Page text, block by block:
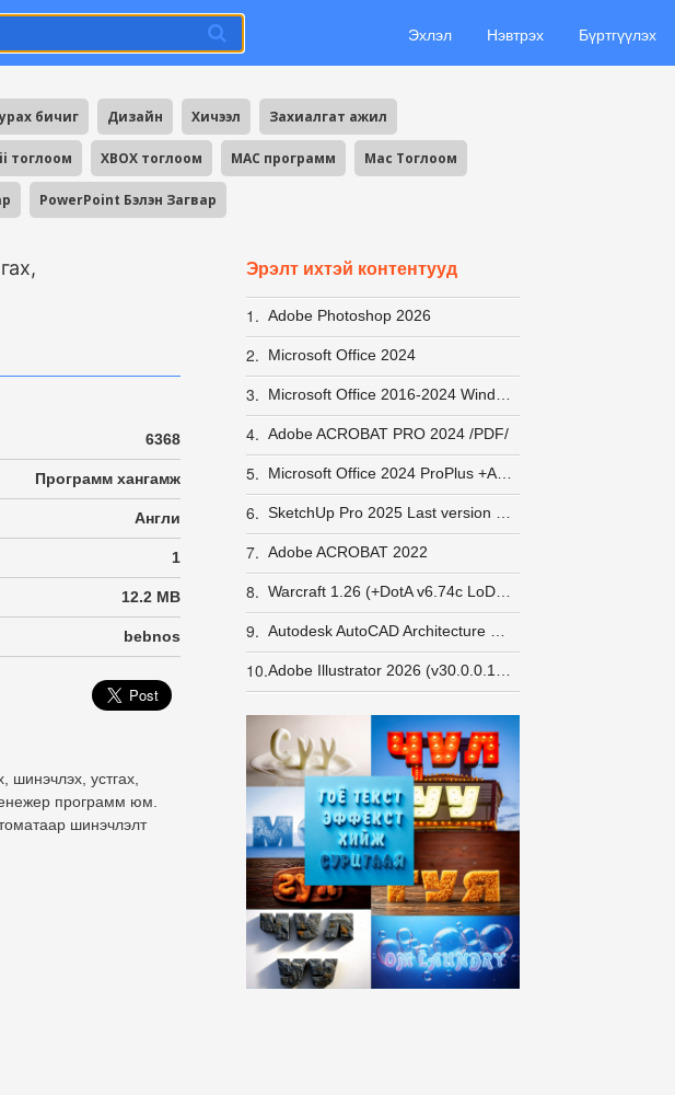
Эхлэл Нэвтрэх Бүртгүүлэх
бичиг Дизайн Хичээл Захиалгат ажил
тоглоом XBOX тоглоом MAC программ Mac Тоглоом
PowerPoint Бэлэн Загвар
6368
Программ хангамж
Англи
1
12.2 MB
bebnos
шинэчлэх, устгах,
программ юм.
шинэчлэлт
Эрэлт ихтэй контентууд
1. Adobe Photoshop 2026
2. Microsoft Office 2024
3.
4. Adobe ACROBAT PRO 2024 /PDF/
5.
6.
7. Adobe ACROBAT 2022
8.
9.
10.